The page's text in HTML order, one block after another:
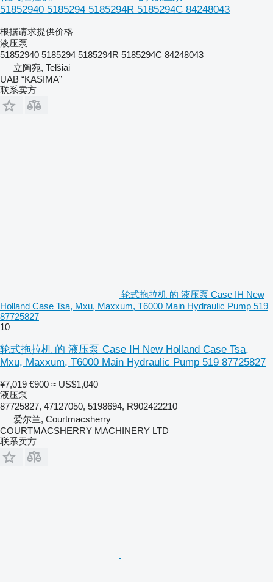
51852940 5185294 5185294R 5185294C 84248043
根据请求提供价格
液压泵
51852940 5185294 5185294R 5185294C 84248043
立陶宛, Telšiai
UAB “KASIMA”
联系卖方
轮式拖拉机 的 液压泵 Case IH New
Holland Case Tsa, Mxu, Maxxum, T6000 Main Hydraulic Pump 519
87725827
10
轮式拖拉机 的 液压泵 Case IH New Holland Case Tsa,
Mxu, Maxxum, T6000 Main Hydraulic Pump 519 87725827
¥7,019 €900 ≈ US$1,040
液压泵
87725827, 47127050, 5198694, R902422210
爱尔兰, Courtmacsherry
COURTMACSHERRY MACHINERY LTD
联系卖方